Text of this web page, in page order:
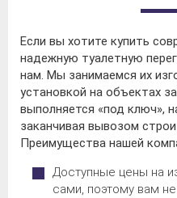
Если вы хотите купить
надежную туалетную
нам. Мы занимаемся их
установкой на объектах
выполняется «под ключ»,
заканчивая вывозом
Преимущества нашей
Доступные цены на
сами, поэтому вам